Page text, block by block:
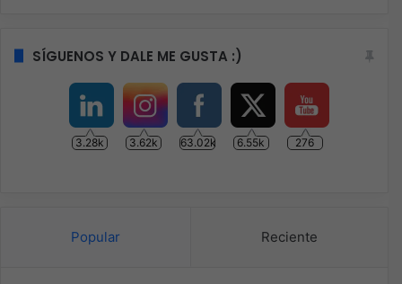
SÍGUENOS Y DALE ME GUSTA :)
3.28k 3.62k 63.02k 6.55k 276
Popular Reciente